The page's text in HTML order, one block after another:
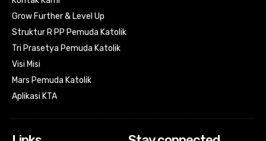
Grow Further & Level Up
Struktur R PP Pemuda Katolik
Tri Prasetya Pemuda Katolik
Visi Misi
Mars Pemuda Katolik
Aplikasi KTA